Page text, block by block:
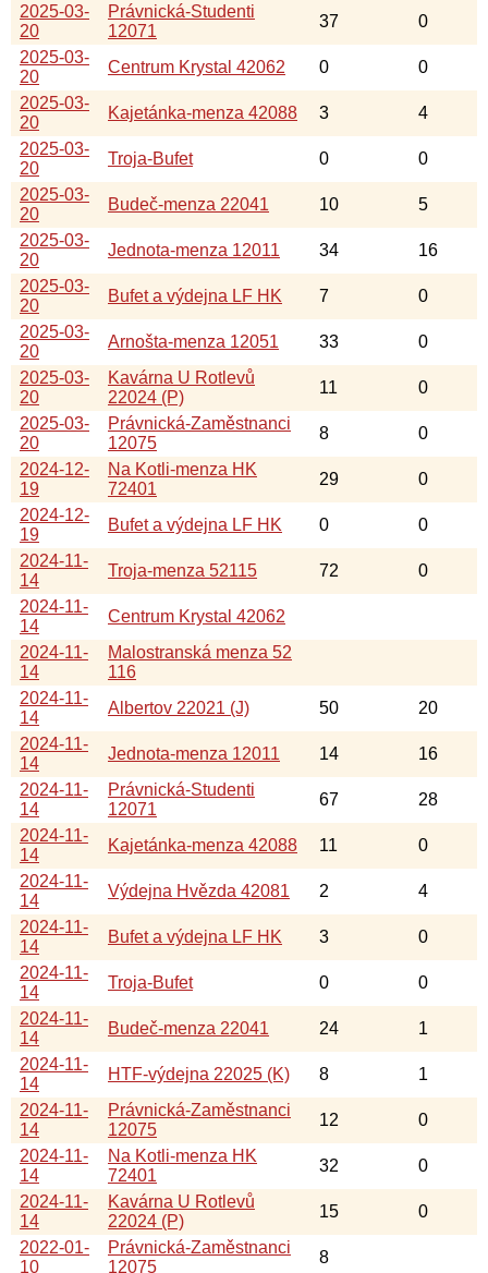
2025-03-
20
Právnická-Studenti
12071
37
0
2025-03-
20
Centrum Krystal 42062 0
0
2025-03-
20
Kajetánka-menza 42088 3
4
2025-03-
20
Troja-Bufet 0
0
2025-03-
20
Budeč-menza 22041 10
5
2025-03-
20
Jednota-menza 12011 34
16
2025-03-
20
Bufet a výdejna LF HK 7
0
2025-03-
20
Arnošta-menza 12051 33
0
2025-03-
20
Kavárna U Rotlevů
22024 (P)
11
0
2025-03-
20
Právnická-Zaměstnanci
12075
8
0
2024-12-
19
Na Kotli-menza HK
72401
29
0
2024-12-
19
Bufet a výdejna LF HK 0
0
2024-11-
14
Troja-menza 52115 72
0
2024-11-
14
Centrum Krystal 42062
2024-11-
14
Malostranská menza 52
116
2024-11-
14
Albertov 22021 (J) 50
20
2024-11-
14
Jednota-menza 12011 14
16
2024-11-
14
Právnická-Studenti
12071
67
28
2024-11-
14
Kajetánka-menza 42088 11
0
2024-11-
14
Výdejna Hvězda 42081 2
4
2024-11-
14
Bufet a výdejna LF HK 3
0
2024-11-
14
Troja-Bufet 0
0
2024-11-
14
Budeč-menza 22041 24
1
2024-11-
14
HTF-výdejna 22025 (K) 8
1
2024-11-
14
Právnická-Zaměstnanci
12075
12
0
2024-11-
14
Na Kotli-menza HK
72401
32
0
2024-11-
14
Kavárna U Rotlevů
22024 (P)
15
0
2022-01-
10
Právnická-Zaměstnanci
12075
8